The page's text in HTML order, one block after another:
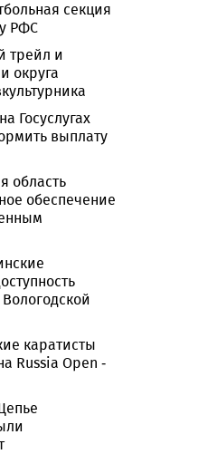
секция
РФС
трейл и
округа
Госуслугах
выплату
область
обеспечение
каратисты
Russia Open -